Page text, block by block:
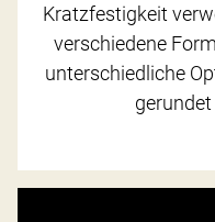
Kratzfestigkeit
verschiedene
unterschiedliche